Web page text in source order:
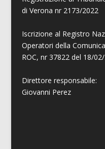
di Verona nr 2173/2022
Iscrizione al Registro
Operatori della
ROC, nr 37822 del 18/
Direttore responsabile:
Giovanni Perez